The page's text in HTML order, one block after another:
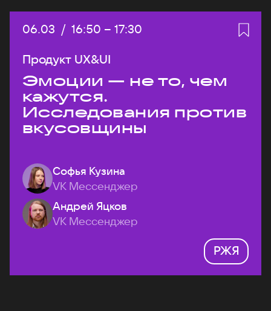
Дата:
06.03 / Начало:
16:50 – Конец:
17:30
Продукт UX&UI
Эмоции — не то, чем
кажутся.
Исследования против
вкусовщины
Софья Кузина
VK Мессенджер
Андрей Яцков
VK Мессенджер
РЖЯ